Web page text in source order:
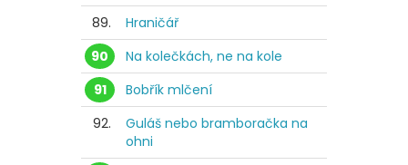
89.
Hraničář
90
Na kolečkách, ne na kole
91
Bobřík mlčení
92.
Guláš nebo bramboračka na
ohni